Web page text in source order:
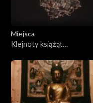
Miejsca
Klejnoty książąt